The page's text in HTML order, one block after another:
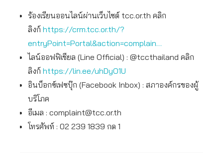
ร้องเรียนออนไลน์ผ่านเว็บไซต์ tcc.or.th คลิก
ลิงก์ https://crm.tcc.or.th/?
entryPoint=Portal&action=complain…
ไลน์ออฟฟิเชียล (Line Official) : @tccthailand คลิก
ลิงก์ https://lin.ee/uhDyO1U
อินบ็อกซ์เฟซบุ๊ก (Facebook Inbox) : สภาองค์กรของผู้
บริโภค
อีเมล : complaint@tcc.or.th
โทรศัพท์ : 02 239 1839 กด 1